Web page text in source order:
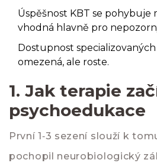
Úspěšnost KBT se pohybuje
vhodná hlavně pro
Dostupnost
omezená, ale roste.
1. Jak terapie
psychoedukace
První 1‑3 sezení slouží k
pochopil neurobiologický